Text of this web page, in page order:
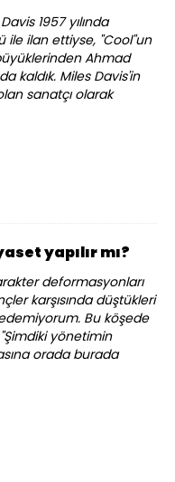
1957 yılında
ile ilan ettiyse, "Cool"un
Ahmad
kaldık. Miles Davis'in
sanatçı olarak
yapılır mı?
deformasyonları
karşısında düştükleri
Bu köşede
yönetimin
orada burada